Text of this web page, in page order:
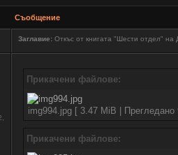
Съобщение
Заглавие: Откъс от книгата "Шести отдел" на
Прикачени файлове:
img994.jpg [ 3.47 MiB | Прегледано
Прикачени файлове: